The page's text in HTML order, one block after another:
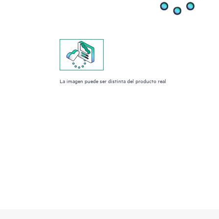
La imagen puede ser distinta del producto real